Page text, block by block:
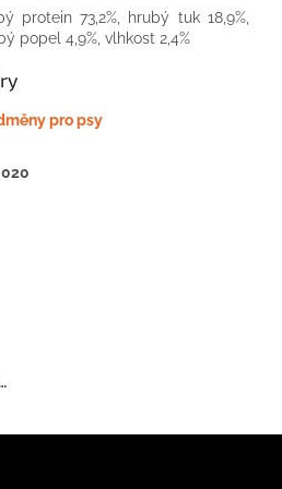
protein 73,2%, hrubý tuk 18,9%,
popel 4,9%, vlhkost 2,4%
pro psy